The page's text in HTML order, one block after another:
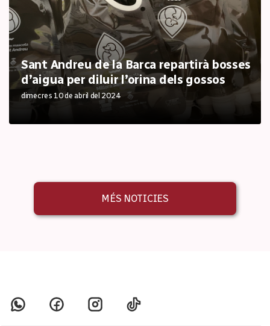
Sant Andreu de la Barca repartirà bosses
d’aigua per diluir l’orina dels gossos
dimecres 10 de abril del 2024
MÉS NOTICIES